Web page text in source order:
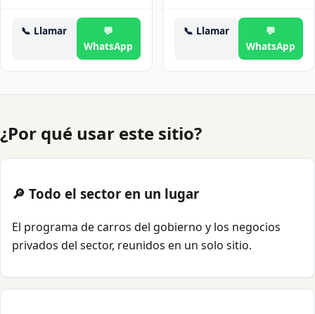
📞 Llamar
💬
WhatsApp
📞 Llamar
💬
WhatsApp
¿Por qué usar este sitio?
🔎 Todo el sector en un lugar
El programa de carros del gobierno y los negocios
privados del sector, reunidos en un solo sitio.